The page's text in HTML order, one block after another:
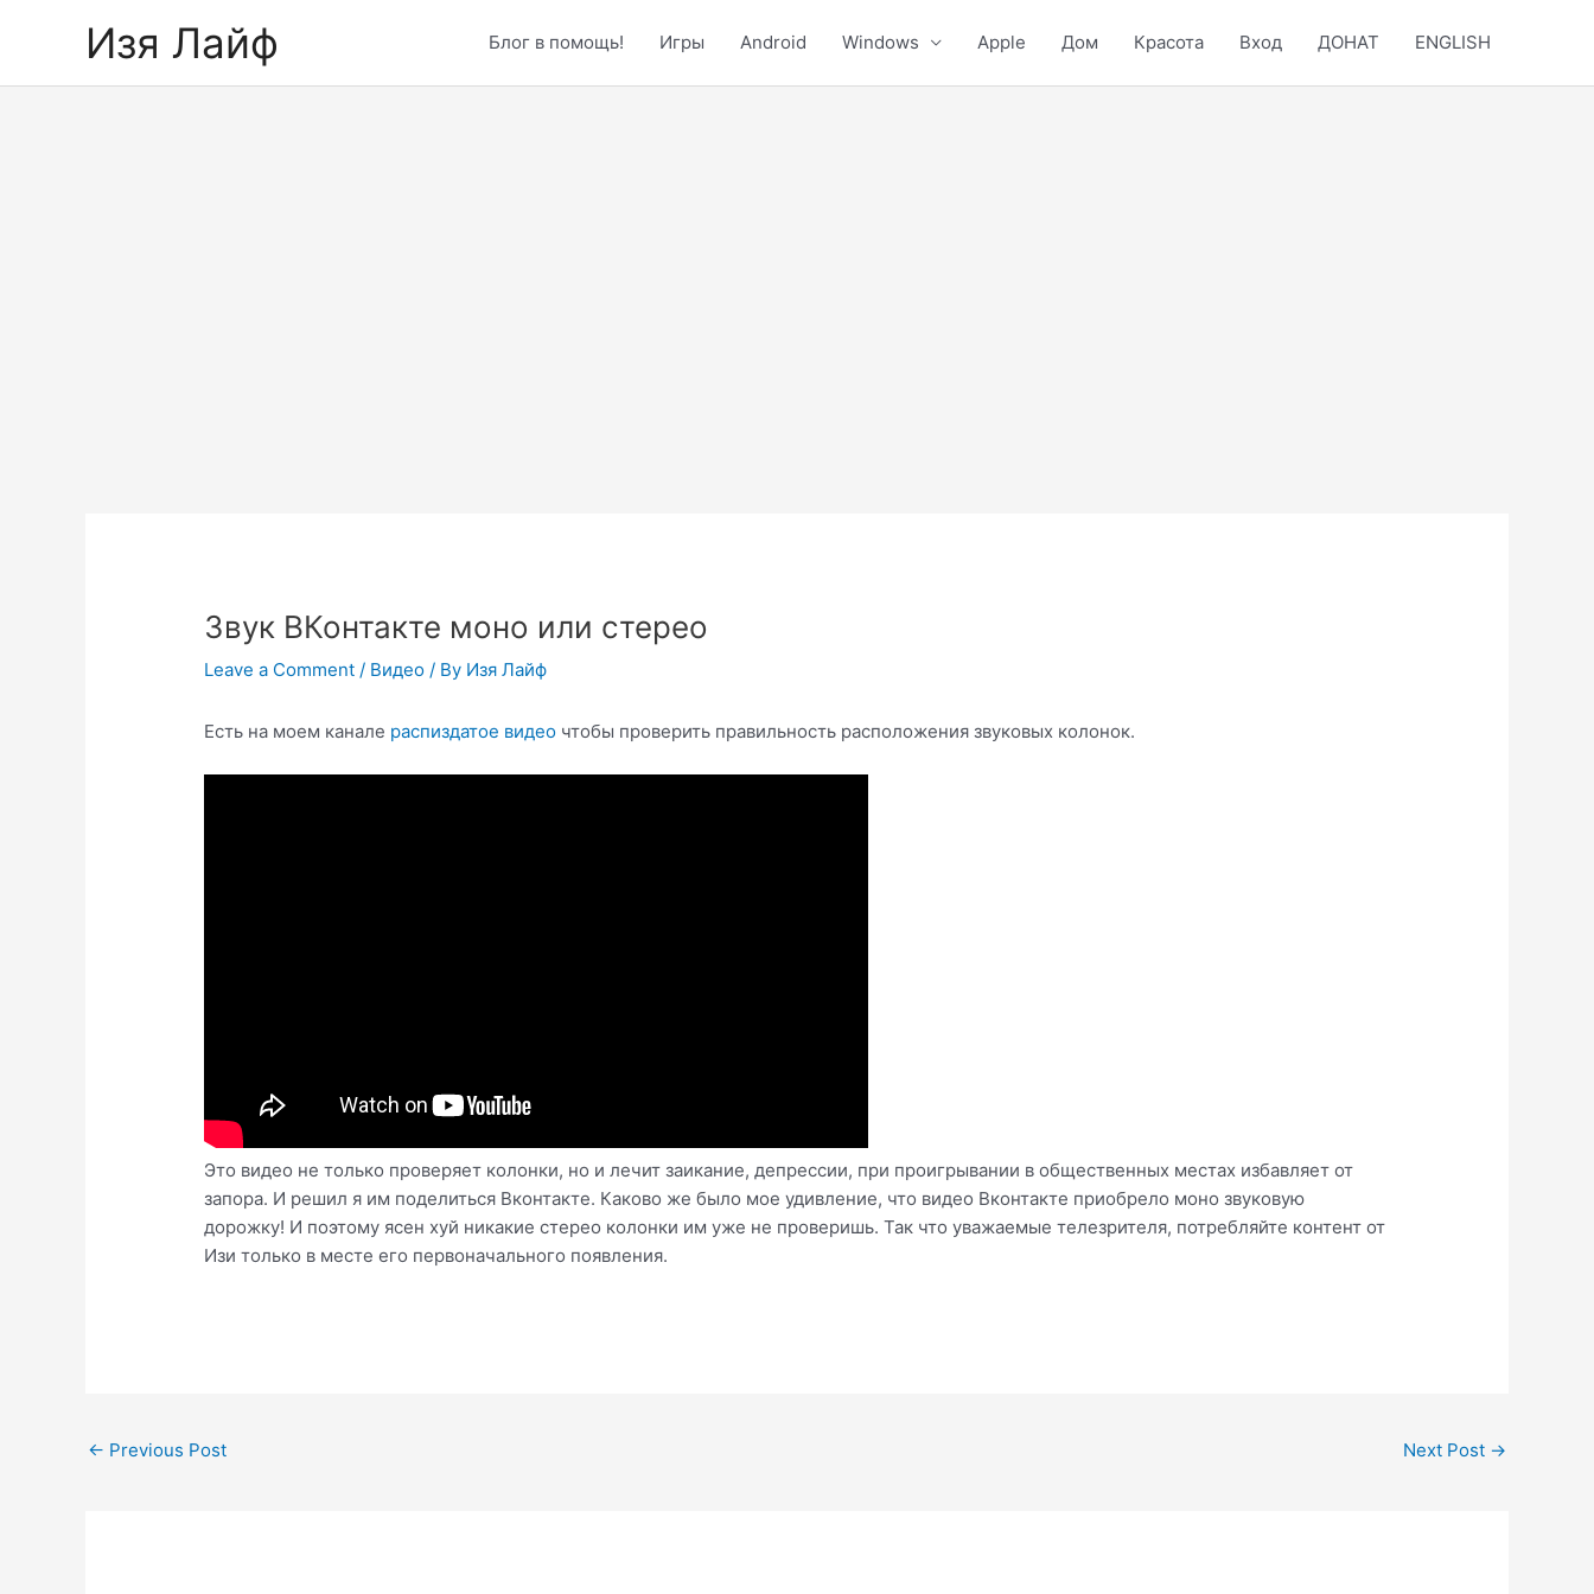
Изя Лайф Блог в помощь! Игры Android Windows Apple Дом Красота Вход ДОНАТ ENGLISH
Звук ВКонтакте моно или стерео
Leave a Comment / Видео / By Изя Лайф
Есть на моем канале распиздатое видео чтобы проверить правильность расположения звуковых колонок.
Это видео не только проверяет колонки, но и лечит заикание, депрессии, при проигрывании в общественных местах избавляет от
запора. И решил я им поделиться Вконтакте. Каково же было мое удивление, что видео Вконтакте приобрело моно звуковую
дорожку! И поэтому ясен хуй никакие стерео колонки им уже не проверишь. Так что уважаемые телезрителя, потребляйте контент от
Изи только в месте его первоначального появления.
Post
← Previous Post Next Post →